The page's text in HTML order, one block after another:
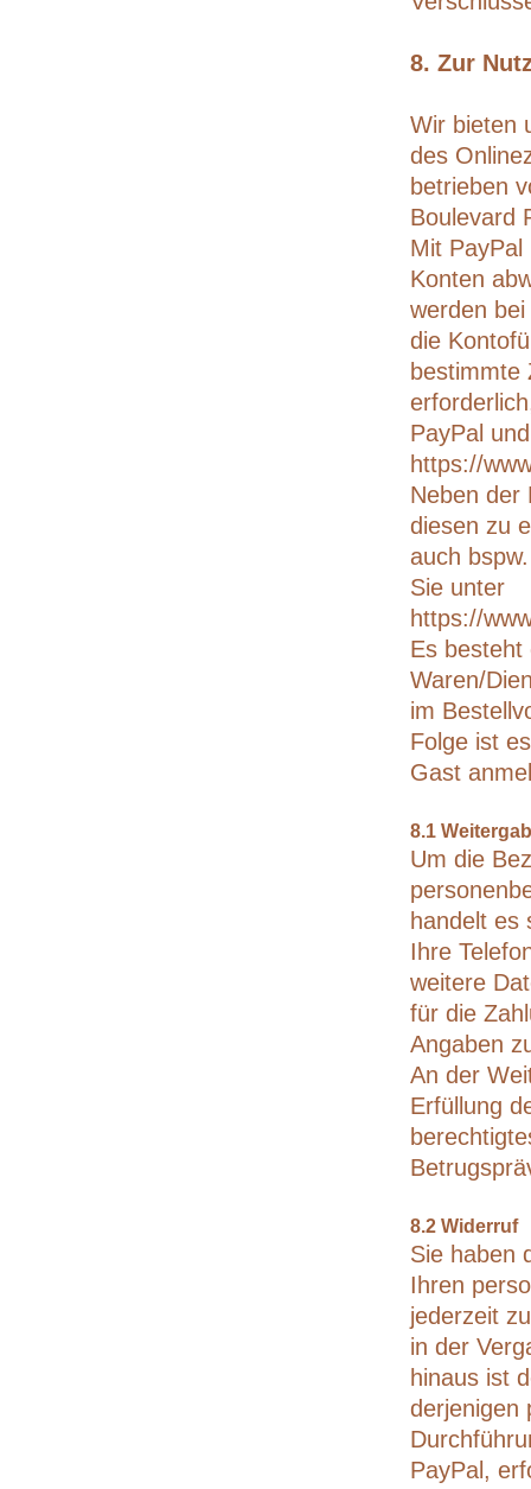
8. Zur
Wir bieten
des
betrieben
Boulevard
Mit PayPal
Konten
werden
die
bestimmte
PayPal
https://
Neben der
diesen zu
auch
Sie unter
https://
Es besteht
Waren/
im
Folge ist
Gast
8.1
Um die
handelt es
Ihre
weitere
für die
Angaben
An der
Erfüllung
8.2 Widerruf
Sie haben
Ihren
jederzeit
in der
hinaus ist
derjenigen
PayPal,